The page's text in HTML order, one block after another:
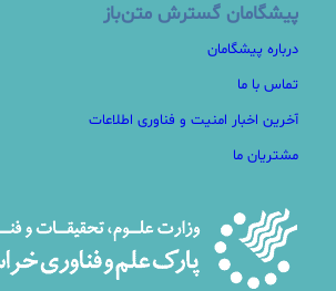
پیشگامان گسترش متن‌باز
درباره پیشگامان
تماس با ما
آخرین اخبار امنیت و فناوری اطلاعات
مشتریان ما